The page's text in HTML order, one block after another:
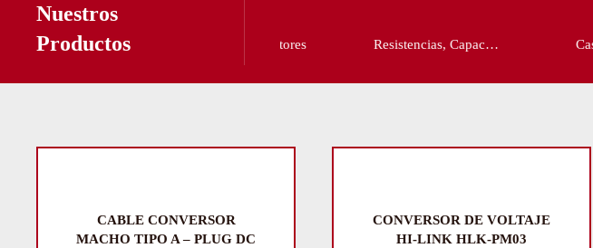
Nuestros
ProductosCables y Conectores Resistencias, Capac… Cases y Estuches
CABLE CONVERSOR
MACHO TIPO A – PLUG DC
CONVERSOR DE VOLTAJE
HI-LINK HLK-PM03